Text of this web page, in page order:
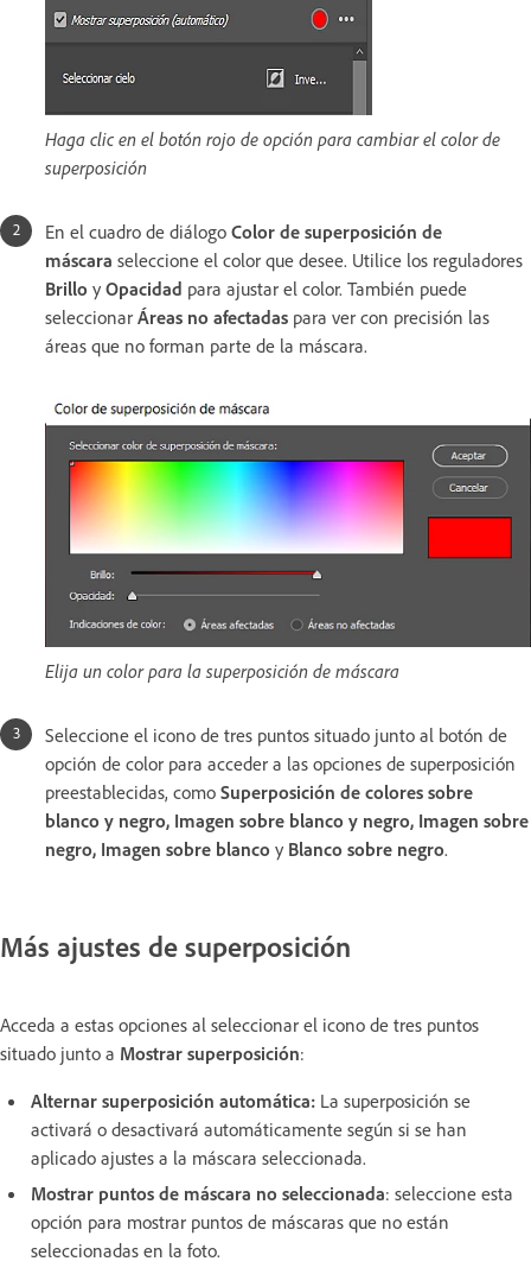
Haga clic en el botón rojo de opción para cambiar el color de
superposición
En el cuadro de diálogo Color de superposición de
máscara seleccione el color que desee. Utilice los reguladores
Brillo y Opacidad para ajustar el color. También puede
seleccionar Áreas no afectadas para ver con precisión las
áreas que no forman parte de la máscara.
Elija un color para la superposición de máscara
Seleccione el icono de tres puntos situado junto al botón de
opción de color para acceder a las opciones de superposición
preestablecidas, como Superposición de colores sobre
blanco y negro, Imagen sobre blanco y negro, Imagen sobre
negro, Imagen sobre blanco y Blanco sobre negro.
Más ajustes de superposición
Acceda a estas opciones al seleccionar el icono de tres puntos
situado junto a Mostrar superposición:
Alternar superposición automática: La superposición se
activará o desactivará automáticamente según si se han
aplicado ajustes a la máscara seleccionada.
Mostrar puntos de máscara no seleccionada: seleccione esta
opción para mostrar puntos de máscaras que no están
seleccionadas en la foto.